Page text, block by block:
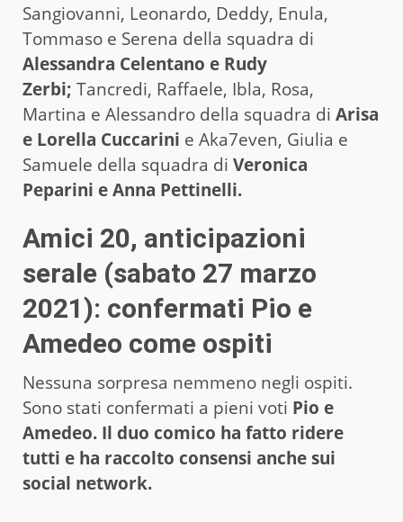
Sangiovanni, Leonardo, Deddy, Enula,
Tommaso e Serena della squadra di
Alessandra Celentano e Rudy
Zerbi; Tancredi, Raffaele, Ibla, Rosa,
Martina e Alessandro della squadra di Arisa
e Lorella Cuccarini e Aka7even, Giulia e
Samuele della squadra di Veronica
Peparini e Anna Pettinelli.
Amici 20, anticipazioni
serale (sabato 27 marzo
2021): confermati Pio e
Amedeo come ospiti
Nessuna sorpresa nemmeno negli ospiti.
Sono stati confermati a pieni voti Pio e
Amedeo. Il duo comico ha fatto ridere
tutti e ha raccolto consensi anche sui
social network.